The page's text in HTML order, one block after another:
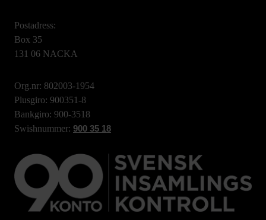
Postadress:
Box 35
131 06 NACKA
Org.nr: 802003-1954
Plusgiro: 900351-8
Bankgiro: 900-3518
Swishnummer: 900 35 18